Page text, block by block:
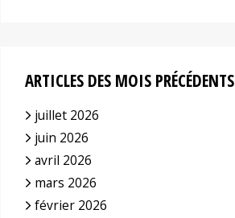
ARTICLES DES MOIS PRÉCÉDENTS
juillet 2026
juin 2026
avril 2026
mars 2026
février 2026